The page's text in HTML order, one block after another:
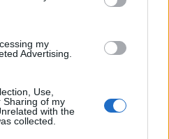
my
Advertising.
Use,
Sharing of my
with the
collected.
και στο
Instagram